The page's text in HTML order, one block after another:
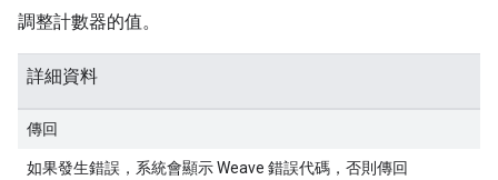
調整計數器的值。
詳細資料
傳回
如果發生錯誤，系統會顯示 Weave 錯誤代碼，否則傳回